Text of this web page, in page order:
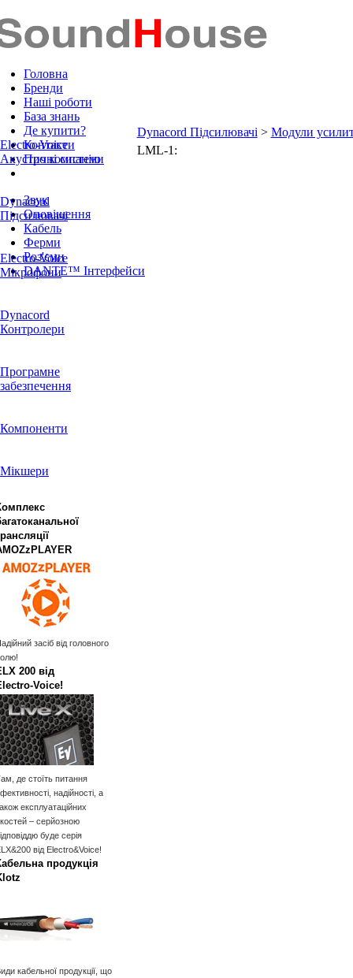
Головна
Бренди
Наші роботи
База знань
Де купити?
Контакти
Про компанію
Звук
Оповіщення
Кабель
Ферми
Роз'єми
DANTE™ Інтерфейси
Electro-Voice
Акустичні системи
Dynacord
Підсилювачі
Electro-Voice
Мікрофони
Dynacord
Контролери
Програмне
забезпечення
Компоненти
Мікшери
засіб від головного
200 від
де стоїть питання
надійності, а
експлуатаційних
– серйозною
буде серія
від Electro&Voice!
продукція
кабельної продукції, що
Dynacord Підсилювачі > Модули
LML-1: